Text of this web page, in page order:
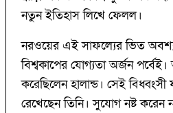
নতুন ইতিহাস লিখে ফেলল।
নরওয়ের এই সাফল্যের ভিত
বিশ্বকাপের যোগ্যতা অর্জন
করেছিলেন হালান্ড। সেই
রেখেছেন তিনি। সুযোগ নষ্ট করেন